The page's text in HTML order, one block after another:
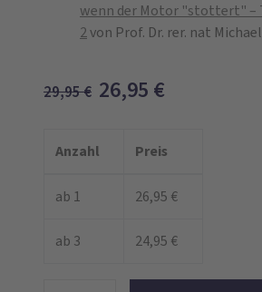
wenn der Motor "stottert" –
2von Prof. Dr. rer. nat
29,95€ 26,95 €
Anzahl Preis
ab 1 26,95 €
ab 3 24,95 €